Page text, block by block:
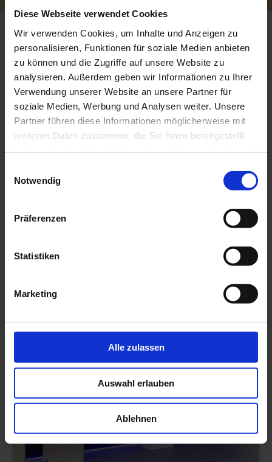
Diese Webseite verwendet Cookies
Wir verwenden Cookies, um Inhalte und Anzeigen zu
personalisieren, Funktionen für soziale Medien anbieten
zu können und die Zugriffe auf unsere Website zu
analysieren. Außerdem geben wir Informationen zu Ihrer
Verwendung unserer Website an unsere Partner für
soziale Medien, Werbung und Analysen weiter. Unsere
Partner führen diese Informationen möglicherweise mit
weiteren Daten zusammen, die Sie ihnen bereitgestellt
Notwendig
Präferenzen
Statistiken
Marketing
Alle zulassen
Auswahl erlauben
Ablehnen
Zurück zu "Projekte"
ANYTIME FITNESS
Wels, OBERÖSTERREICH